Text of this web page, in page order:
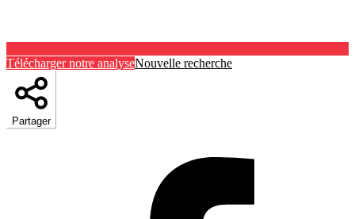
Télécharger notre analyseNouvelle recherche
Partager